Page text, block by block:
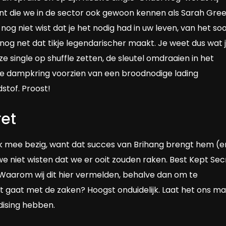
die we in de sector ook gewoon kennen als Sarah
niet wist dat je het nodig had in uw leven, van het
net dat tikje legendarischer maakt. Je weet dus wat
single op shuffle zetten, de sleutel omdraaien in het
dampkring voorzien van een broodnodige lading
Proost!
mee bezig, want dat succes van Brihang brengt hem
niet wisten dat we er ooit zouden raken. Best Kept
wij dit hier vermelden, behalve dan om te
met de zaken? Hoogst onduidelijk. Laat het ons
hebben.